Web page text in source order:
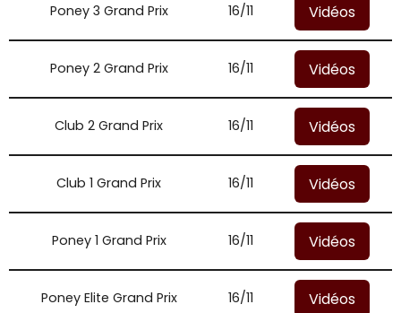
Poney 3 Grand Prix 16/11 Vidéos
Poney 2 Grand Prix 16/11 Vidéos
Club 2 Grand Prix 16/11 Vidéos
Club 1 Grand Prix 16/11 Vidéos
Poney 1 Grand Prix 16/11 Vidéos
Poney Elite Grand Prix 16/11 Vidéos